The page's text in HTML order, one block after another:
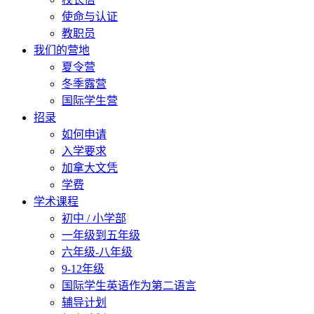
使命与认证
教职员
我们的营地
夏令营
冬季露营
国际学生营
招录
如何申请
入学要求
加拿大文凭
学费
学术课程
初中 / 小学部
一年级到五年级
六年级-八年级
9-12年级
国际学生英语作为第二语言
辅导计划